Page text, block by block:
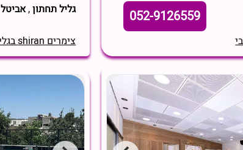
052-9126559 גליל תחתון,אביטל
צימרים shiran בגליל תחתון